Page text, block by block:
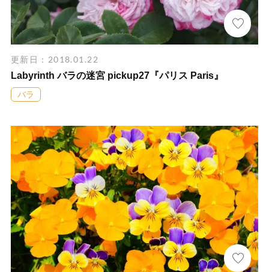
更新日：2018.01.22
Labyrinth バラの迷宮 pickup27『パリス Paris』
バラ